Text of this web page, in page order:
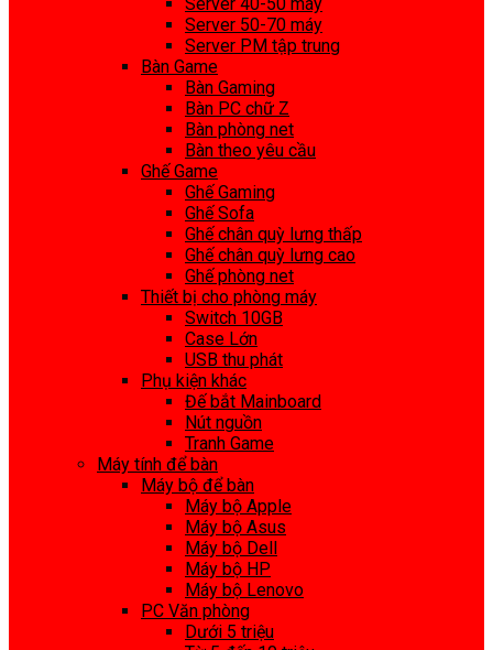
Server 50-70 máy
Server PM tập trung
Bàn Game
Bàn Gaming
Bàn PC chữ Z
Bàn phòng net
Bàn theo yêu cầu
Ghế Game
Ghế Gaming
Ghế Sofa
Ghế chân quỳ lưng thấp
Ghế chân quỳ lưng cao
Ghế phòng net
Thiết bị cho phòng máy
Switch 10GB
Case Lớn
USB thu phát
Phụ kiện khác
Đế bắt Mainboard
Nút nguồn
Tranh Game
Máy tính để bàn
Máy bộ để bàn
Máy bộ Apple
Máy bộ Asus
Máy bộ Dell
Máy bộ HP
Máy bộ Lenovo
PC Văn phòng
Dưới 5 triệu